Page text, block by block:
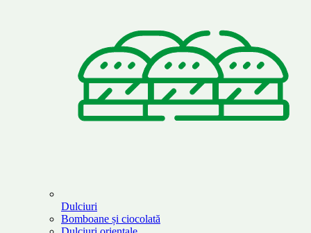
Dulciuri
Bomboane și ciocolată